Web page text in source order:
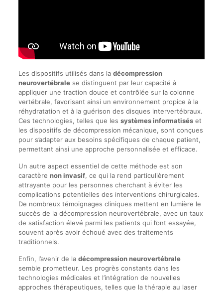
Les dispositifs utilisés dans la décompression
neurovertébralese distinguent par leur capacité à
appliquer une traction douce et contrôlée sur la colonne
vertébrale, favorisant ainsi un environnement propice à la
réhydratation et à la guérison des disques intervertébraux.
Ces technologies, telles que les systèmes informatiséset
les dispositifs de décompression mécanique, sont conçues
pour s’adapter aux besoins spécifiques de chaque patient,
permettant ainsi une approche personnalisée et efficace.
Un autre aspect essentiel de cette méthode est son
caractère non invasif, ce qui la rend particulièrement
attrayante pour les personnes cherchant à éviter les
complications potentielles des interventions chirurgicales.
De nombreux témoignages cliniques mettent en lumière le
succès de la décompression neurovertébrale, avec un taux
de satisfaction élevé parmi les patients qui l’ont essayée,
souvent après avoir échoué avec des traitements
traditionnels.
Enfin, l’avenir de la décompression neurovertébrale
semble prometteur. Les progrès constants dans les
technologies médicales et l’intégration de nouvelles
approches thérapeutiques, telles que la thérapie au laser